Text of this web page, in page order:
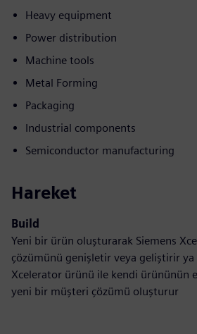
Heavy equipment
Power distribution
Machine tools
Metal Forming
Packaging
Industrial components
Semiconductor manufacturing
Hareket
Build
Yeni bir ürün oluşturarak Siemens
çözümünü genişletir veya geliştirir ya
Xcelerator ürünü ile kendi ürününün
yeni bir müşteri çözümü oluşturur